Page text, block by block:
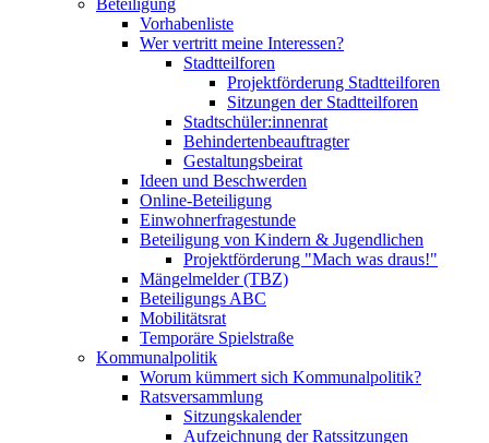
Beteiligung
Vorhabenliste
Wer vertritt meine Interessen?
Stadtteilforen
Projektförderung Stadtteilforen
Sitzungen der Stadtteilforen
Stadtschüler:innenrat
Behindertenbeauftragter
Gestaltungsbeirat
Ideen und Beschwerden
Online-Beteiligung
Einwohnerfragestunde
Beteiligung von Kindern & Jugendlichen
Projektförderung "Mach was draus!"
Mängelmelder (TBZ)
Beteiligungs ABC
Mobilitätsrat
Temporäre Spielstraße
Kommunalpolitik
Worum kümmert sich Kommunalpolitik?
Ratsversammlung
Sitzungskalender
Aufzeichnung der Ratssitzungen